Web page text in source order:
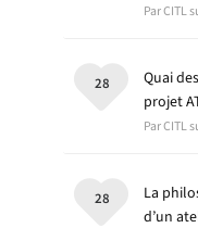
Par CITL
Quai
projet
Par CITL
28
La
d’un
28